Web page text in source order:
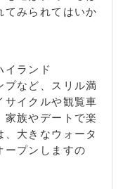
てみられてはいか
イランド
プなど、スリル満
サイクルや観覧車
家族やデートで楽
、大きなウォータ
ープンしますの